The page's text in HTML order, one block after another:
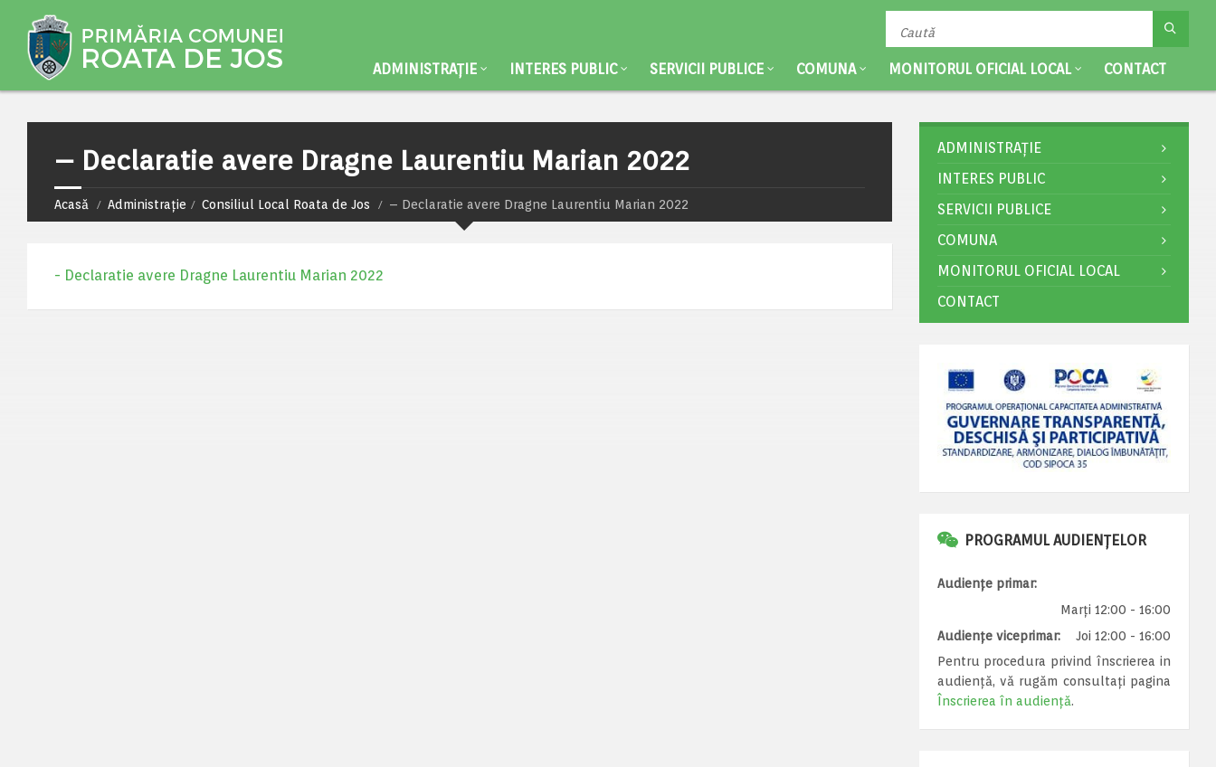
ADMINISTRAȚIE INTERES PUBLIC SERVICII PUBLICE COMUNA MONITORUL OFICIAL LOCAL CONTACT
– Declaratie avere Dragne Laurentiu Marian 2022
Acasă Administrație Consiliul Local Roata de Jos – Declaratie avere Dragne Laurentiu Marian 2022
- Declaratie avere Dragne Laurentiu Marian 2022
ADMINISTRAȚIE
INTERES PUBLIC
SERVICII PUBLICE
COMUNA
MONITORUL OFICIAL LOCAL
CONTACT
PROGRAMUL AUDIENȚELOR
Audiențe primar:
Marți 12:00 - 16:00
Audiențe viceprimar:
Joi 12:00 - 16:00
Pentru procedura privind înscrierea in
audiență, vă rugăm consultați pagina
Înscrierea în audiență.